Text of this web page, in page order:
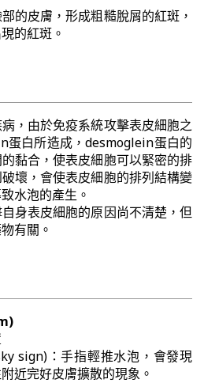
的皮膚，形成粗糙脫屑的紅斑，
的紅斑。
，由於免疫系統攻擊表皮細胞之
蛋白所造成，desmoglein蛋白的
黏合，使表皮細胞可以緊密的排
壞，會使表皮細胞的排列結構變
水泡的產生。
身表皮細胞的原因尚不清楚，但
有關。
sign)：手指輕推水泡，會發現
近完好皮膚擴散的現象。